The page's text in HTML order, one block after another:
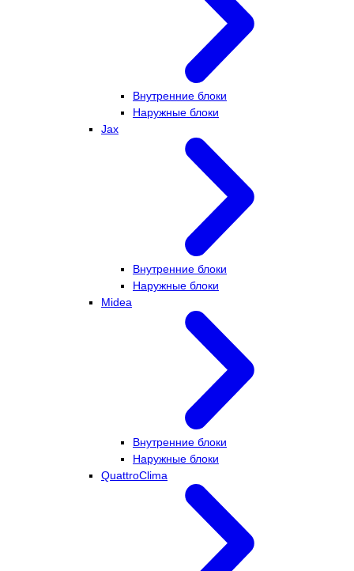
Внутренние блоки
Наружные блоки
Jax
Внутренние блоки
Наружные блоки
Midea
Внутренние блоки
Наружные блоки
QuattroClima